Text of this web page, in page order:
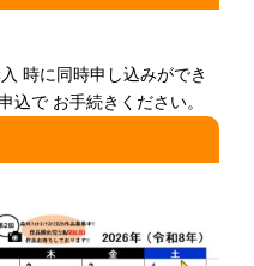
時に同時申し込みができ
込で お手続きください。